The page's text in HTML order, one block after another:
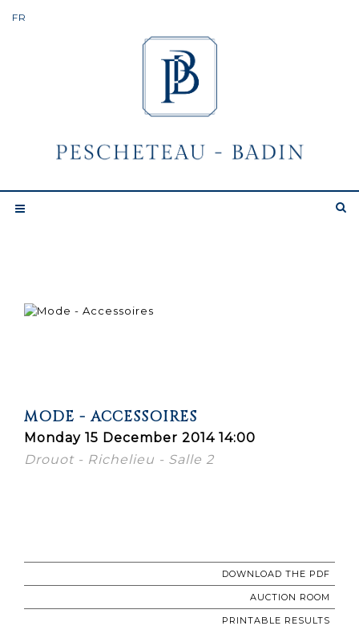
MODE - ACCESSOIRES
Monday 15 December 2014 14:00
Drouot - Richelieu - Salle 2
DOWNLOAD THE PDF
AUCTION ROOM
PRINTABLE RESULTS